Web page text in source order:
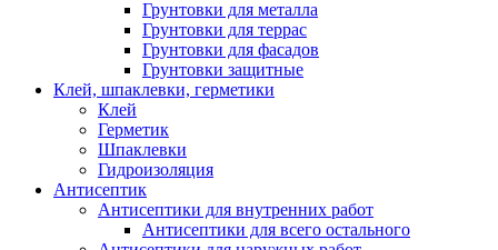
Грунтовки для металла
Грунтовки для террас
Грунтовки для фасадов
Грунтовки защитные
Клей, шпаклевки, герметики
Клей
Герметик
Шпаклевки
Гидроизоляция
Антисептик
Антисептики для внутренних работ
Антисептики для всего остального